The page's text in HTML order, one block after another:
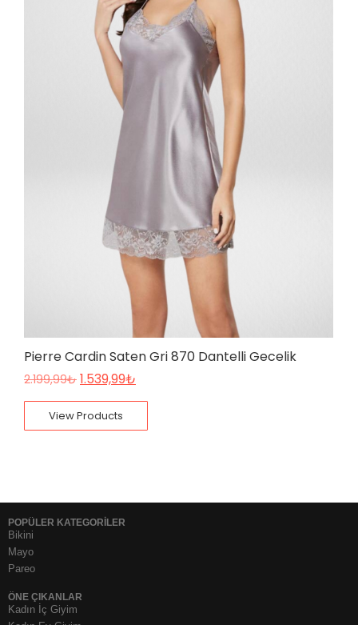
Pierre Cardin Saten Gri 870 Dantelli Gecelik
2.199,99₺ 1.539,99₺
View Products
POPÜLER KATEGORİLER
Bikini
Mayo
Pareo
ÖNE ÇIKANLAR
Kadın İç Giyim